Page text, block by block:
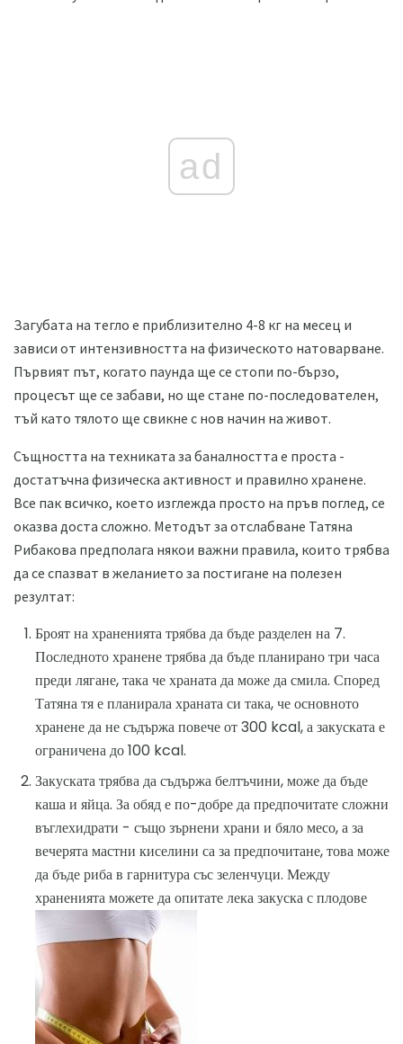
ad
Загубата на тегло е приблизително 4-8 кг на месец и
зависи от интензивността на физическото натоварване.
Първият път, когато паунда ще се стопи по-бързо,
процесът ще се забави, но ще стане по-последователен,
тъй като тялото ще свикне с нов начин на живот.
Същността на техниката за баналността е проста -
достатъчна физическа активност и правилно хранене.
Все пак всичко, което изглежда просто на пръв поглед, се
оказва доста сложно. Методът за отслабване Татяна
Рибакова предполага някои важни правила, които трябва
да се спазват в желанието за постигане на полезен
резултат:
Броят на храненията трябва да бъде разделен на 7.
Последното хранене трябва да бъде планирано три часа
преди лягане, така че храната да може да смила. Според
Татяна тя е планирала храната си така, че основното
хранене да не съдържа повече от 300 kcal, а закуската е
ограничена до 100 kcal.
Закуската трябва да съдържа белтъчини, може да бъде
каша и яйца. За обяд е по-добре да предпочитате сложни
въглехидрати - също зърнени храни и бяло месо, а за
вечерята мастни киселини са за предпочитане, това може
да бъде риба в гарнитура със зеленчуци. Между
храненията можете да опитате лека закуска с плодове